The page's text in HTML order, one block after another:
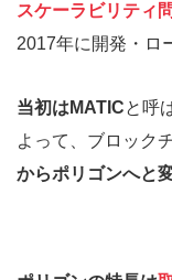
スケーラビリティ
2017年に開発・ロ
当初はMATICと呼
よって、ブロック
からポリゴンへと